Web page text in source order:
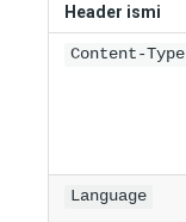
Header ismi
Content-Type
Language